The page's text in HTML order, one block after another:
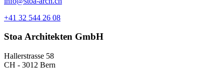
+41 32 544 26 08
Stoa Architekten GmbH
Hallerstrasse 58
CH - 3012 Bern